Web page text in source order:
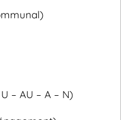
– AU – A – N)